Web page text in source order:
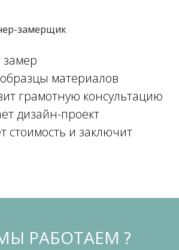
материалов
грамотную консультацию
дизайн-проект
стоимость и заключит
РАБОТАЕМ ?